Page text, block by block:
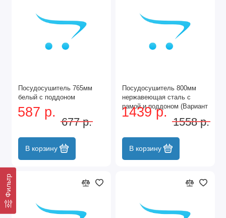
Фильтр
Посудосушитель 765мм
белый с поддоном
587 р.
677 р.
В корзину
Посудосушитель 800мм
нержавеющая сталь с
рамой и поддоном (Вариант
3)
1439 р.
1558 р.
В корзину